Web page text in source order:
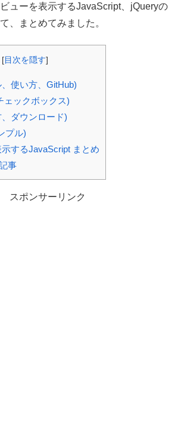
ューを表示するJavaScript、jQueryの
、まとめてみました。
[ 目次を隠す]
使い方、GitHub)
ェックボックス)
ダウンロード)
プル)
するJavaScript まとめ
事
スポンサーリンク